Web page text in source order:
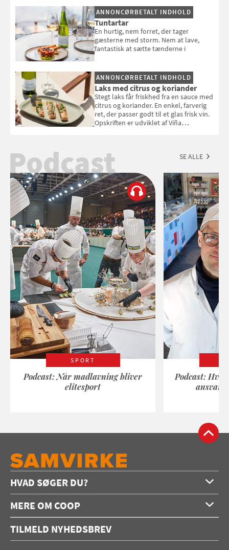
smag" af Jamie Oliver.
ANNONCØRBETALT INDHOLD
Tuntartar
En hurtig, nem forret, der tager
gæsterne med storm. Nem at lave,
fantastisk at sætte tænderne i
ANNONCØRBETALT INDHOLD
Laks med citrus og koriander
Stegt laks får friskhed fra en sauce med
citrus og koriander. En enkel, farverig
ret, der passer godt til et glas frisk vin.
Opskriften er udviklet af Viña
Podcast SE ALLE
SPORT
Podcast: Når madlavning bliver
elitesport
Podcast:
HVAD SØGER DU?
Forside
Opskrifter
Konkurrencer
MERE OM COOP
Annoncering
TILMELD NYHEDSBREV